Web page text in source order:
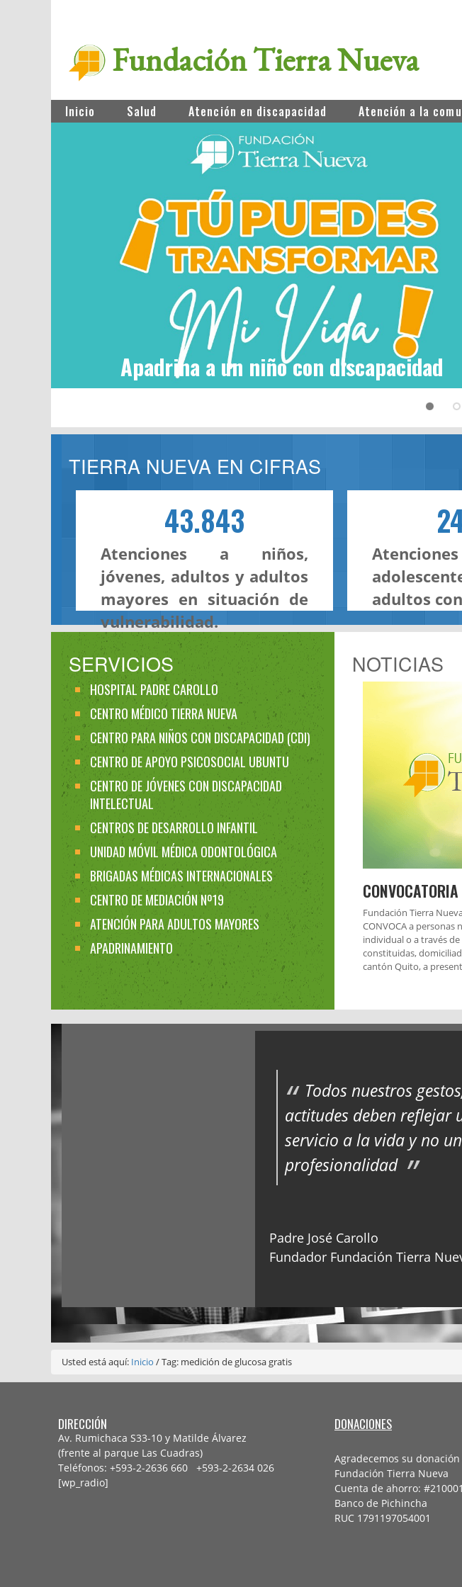
Fundación Tierra Nueva
Inicio Salud Atención en discapacidad Atención a la
Apadrina a un niño con discapacidad
TIERRA NUEVA EN CIFRAS
43.843
Atenciones a niños,
jóvenes, adultos y adultos
mayores en situación de
vulnerabilidad.
adultos
SERVICIOS
HOSPITAL PADRE CAROLLO
CENTRO MÉDICO TIERRA NUEVA
CENTRO PARA NIÑOS CON DISCAPACIDAD (CDI)
CENTRO DE APOYO PSICOSOCIAL UBUNTU
CENTRO DE JÓVENES CON DISCAPACIDAD
INTELECTUAL
CENTROS DE DESARROLLO INFANTIL
UNIDAD MÓVIL MÉDICA ODONTOLÓGICA
BRIGADAS MÉDICAS INTERNACIONALES
CENTRO DE MEDIACIÓN Nº19
ATENCIÓN PARA ADULTOS MAYORES
APADRINAMIENTO
NOTICIAS
Fundación Tierra
CONVOCA a personas
individual o a través
constituidas,
cantón Quito, a
Todos nuestros
actitudes deben reflejar
servicio a la vida y no
profesionalidad
Padre José Carollo
Fundador Fundación Tierra
Usted está aquí: Inicio /Tag: medición de glucosa gratis
DIRECCIÓN
Av. Rumichaca S33-10 y Matilde Álvarez
(frente al parque Las Cuadras)
Teléfonos: +593-2-2636 660 +593-2-2634 026
[wp_radio]
DONACIONES
Agradecemos su
Fundación Tierra Nueva
Cuenta de ahorro:
Banco de Pichincha
RUC 1791197054001